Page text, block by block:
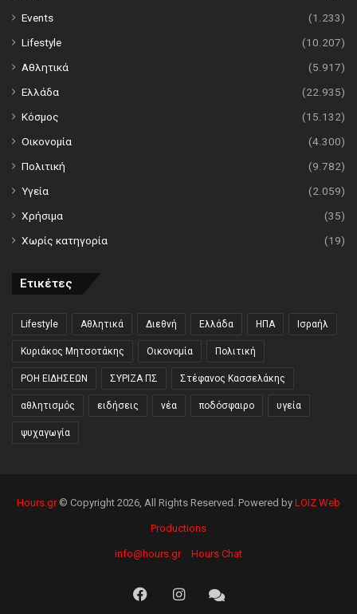
Events
(1.233)
Lifestyle
(10.207)
Αθλητικά
(5.917)
Ελλάδα
(22.935)
Κόσμος
(15.132)
Οικονομία
(4.300)
Πολιτική
(9.782)
Υγεία
(2.059)
Χρήσιμα
(35)
Χωρίς κατηγορία
(19)
Ετικέτες
Lifestyle Αθλητικά Διεθνή Ελλάδα ΗΠΑ Ισραήλ
Κυριάκος Μητσοτάκης Οικονομία Πολιτική
ΡΟΗ ΕΙΔΗΣΕΩΝ ΣΥΡΙΖΑ ΠΣ Στέφανος Κασσελάκης
αθλητισμός ειδήσεις νέα ποδόσφαιρο υγεία
ψυχαγωγία
Hours.gr© Copyright 2026, All Rights Reserved. Powered by LOIZ Web
Productions
info@hours.gr Hours Chat
FacebookInstagramHours